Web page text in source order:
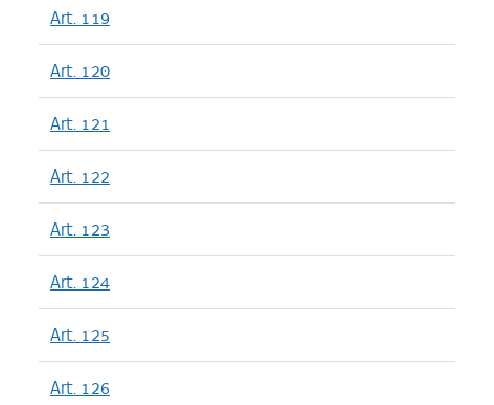
Art. 119
Art. 120
Art. 121
Art. 122
Art. 123
Art. 124
Art. 125
Art. 126